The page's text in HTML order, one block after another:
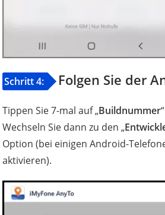
Schritt 4: Folgen Sie der
Tippen Sie 7-mal auf „Buildnummer
Wechseln Sie dann zu den „
Option (bei einigen Android-
aktivieren).